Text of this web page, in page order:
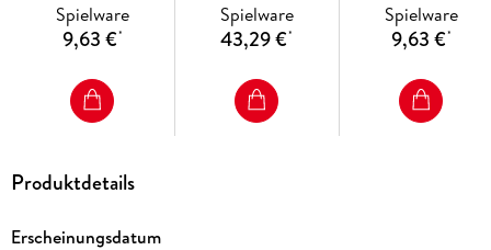
Spielware
9,63 €*
Spielware
43,29 €*
Spielware
9,63 €*
Produktdetails
Erscheinungsdatum